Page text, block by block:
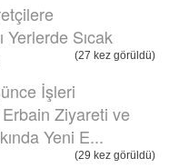
Yerlerde Sıcak
(27 kez görüldü)
İşleri
Ziyareti ve
Yeni E...
(29 kez görüldü)